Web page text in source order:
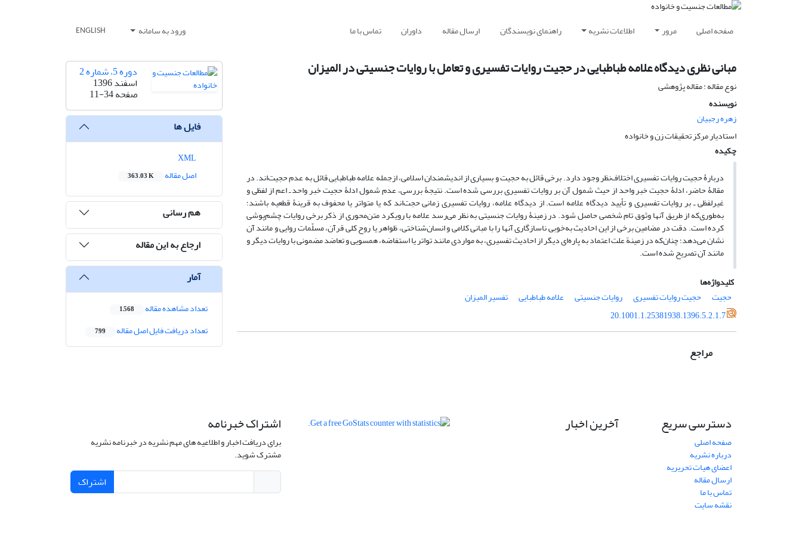
صفحه اصلی مرور اطلاعات نشریه راهنمای نویسندگان ارسال مقاله داوران تماس با ما ورود به سامانه ENGLISH
مبانی نظری دیدگاه علامه طباطبایی در حجیت روایات تفسیری و تعامل با روایات جنسیتی در المیزان
نوع مقاله : مقاله پژوهشی
نویسنده
زهره رجبیان
استادیار مرکز تحقیقات زن و خانواده
چکیده
دربارۀ حجیت روایات تفسیری اختلاف‌نظر وجود دارد. برخی قائل به حجیت و بسیاری از اندیشمندان اسلامی، ازجمله علامه طباطبایی قائل به عدم حجیت‌اند. در
مقالۀ حاضر، ادلۀ حجیت خبر واحد از حیث شمول آن بر روایات تفسیری بررسی شده است. نتیجۀ بررسی، عدم شمول ادلۀ حجیت خبر واحد ـ اعم از لفظی و
غیرلفظی ـ بر روایات تفسیری و تأیید دیدگاه علامه است. از دیدگاه علامه، روایات تفسیری زمانی حجت‌اند که یا متواتر یا محفوف به قرینۀ قطعیه باشند؛
به‌طوری‌که از طریق آنها وثوق تام شخصی حاصل شود. در زمینۀ روایات جنسیتی به نظر می‌رسد علامه با رویکرد متن‌محوری از ذکر برخی روایات چشم‌پوشی
کرده است. دقت در مضامین برخی از این احادیث به‌خوبی ناسازگاری آنها را با مبانی کلامی و انسان‌شناختی، ظواهر یا روح کلی قرآن، مسلّمات روایی و مانند آن
نشان می‌دهد؛ چنان‌که در زمینة علت اعتماد به پاره‌ای دیگر از احادیث تفسیری، به مواردی مانند تواتر یا استفاضه، همسویی و تعاضد مضمونی با روایات دیگر و
مانند آن تصریح شده است.
کلیدواژه‌ها
حجیت
حجیت روایات تفسیری روایات جنسیتی علامه طباطبایی
تفسیر المیزان
20.1001.1.25381938.1396.5.2.1.7
مراجع
دوره 5، شماره 2
اسفند 1396
صفحه11-34
فایل ها
اصل مقاله
363.03 K
هم رسانی
ارجاع به این مقاله
آمار
تعداد مشاهده مقاله 1,568
تعداد دریافت فایل اصل مقاله 799
دسترسی سریع
صفحه اصلی
درباره نشریه
اعضای هیات تحریریه
ارسال مقاله
تماس با ما
نقشه سایت
آخرین اخبار اشتراک خبرنامه
برای دریافت اخبار و اطلاعیه های مهم نشریه در خبرنامه نشریه
مشترک شوید.
اشتراک